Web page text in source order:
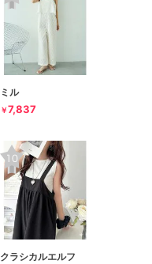
ミル
￥7,837
クラシカルエルフ